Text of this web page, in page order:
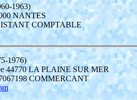
1963)
NANTES
COMPTABLE
1976)
44770 LA PLAINE SUR MER
COMMERCANT